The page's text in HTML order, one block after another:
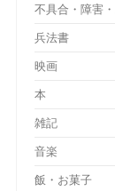
不具合・障害
兵法書
映画
本
雑記
音楽
飯・お菓子